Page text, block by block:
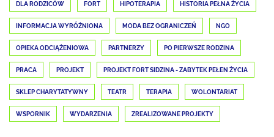
DLA RODZICÓW FORT HIPOTERAPIA HISTORIA PEŁNA ŻYCIA
INFORMACJA WYRÓŻNIONA MODA BEZ OGRANICZEŃ NGO
OPIEKA ODCIĄŻENIOWA PARTNERZY PO PIERWSZE RODZINA
PRACA PROJEKT PROJEKT FORT SIDZINA - ZABYTEK PEŁEN ŻYCIA
SKLEP CHARYTATYWNY TEATR TERAPIA WOLONTARIAT
WSPORNIK WYDARZENIA ZREALIZOWANE PROJEKTY